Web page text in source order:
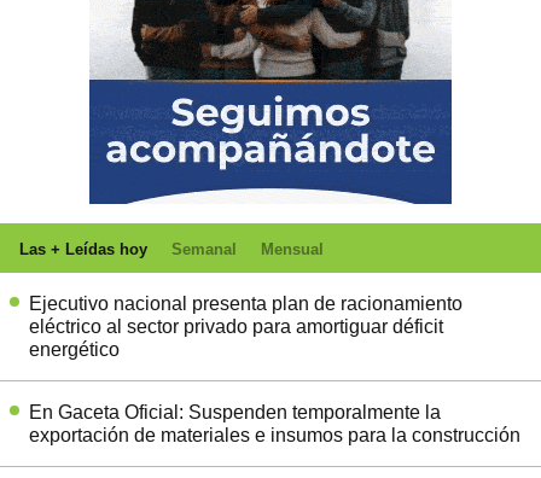
Las + Leídas hoy Semanal Mensual
Ejecutivo nacional presenta plan de racionamiento
eléctrico al sector privado para amortiguar déficit
energético
En Gaceta Oficial: Suspenden temporalmente la
exportación de materiales e insumos para la construcción